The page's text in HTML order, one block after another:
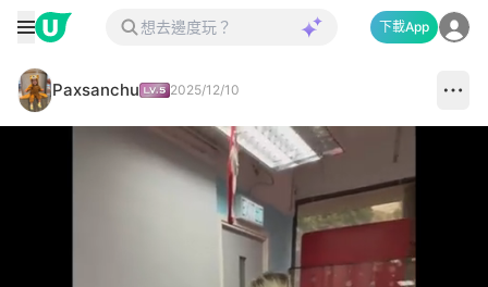
下載App
Paxsanchu 2025/12/10